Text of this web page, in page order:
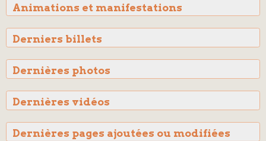
Animations et manifestations
Derniers billets
Dernières photos
Dernières vidéos
Dernières pages ajoutées ou modifiées